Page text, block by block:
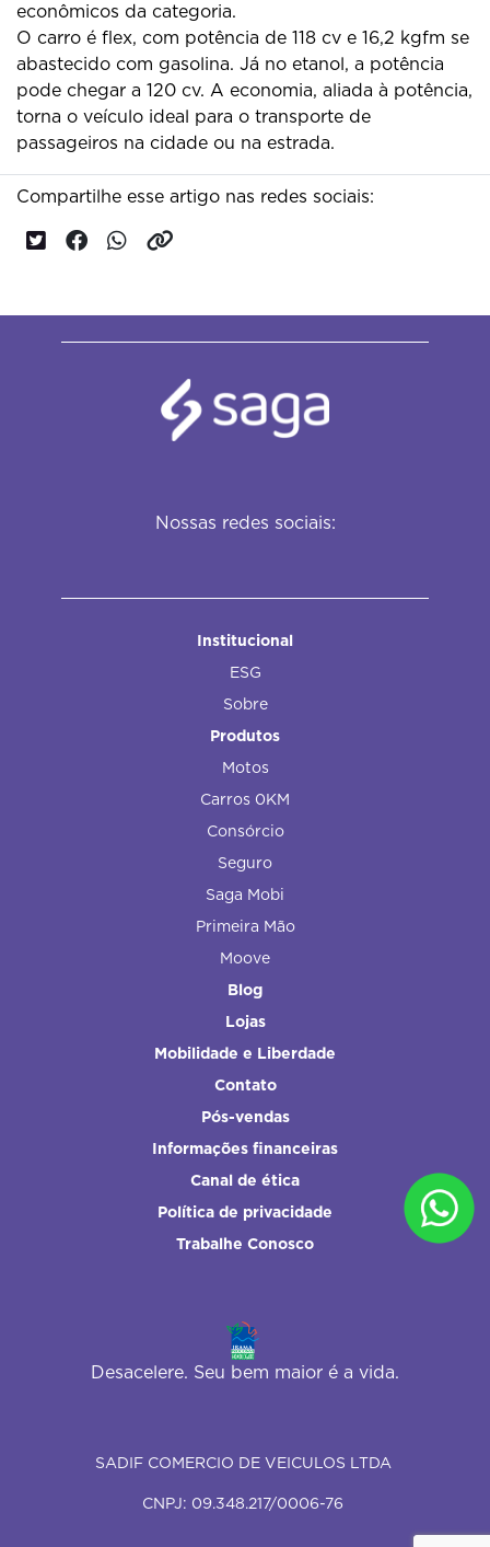
econômicos da categoria.
O carro é flex, com potência de 118 cv e 16,2 kgfm se
abastecido com gasolina. Já no etanol, a potência
pode chegar a 120 cv. A economia, aliada à potência,
torna o veículo ideal para o transporte de
passageiros na cidade ou na estrada.
Compartilhe esse artigo nas redes sociais:
Nossas redes sociais:
Institucional
ESG
Sobre
Produtos
Motos
Carros 0KM
Consórcio
Seguro
Saga Mobi
Primeira Mão
Moove
Blog
Lojas
Mobilidade e Liberdade
Contato
Pós-vendas
Informações financeiras
Canal de ética
Política de privacidade
Trabalhe Conosco
Desacelere. Seu bem maior é a vida.
SADIF COMERCIO DE VEICULOS LTDA
CNPJ: 09.348.217/0006-76